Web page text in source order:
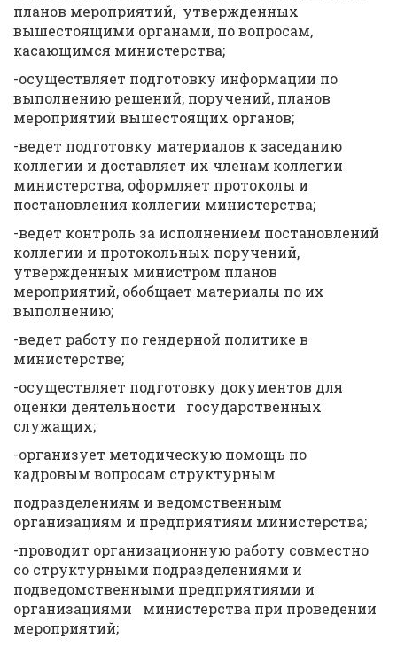
планов мероприятий, утвержденных
вышестоящими органами, по вопросам,
касающимся министерства;
-осуществляет подготовку информации по
выполнению решений, поручений, планов
мероприятий вышестоящих органов;
-ведет подготовку материалов к заседанию
коллегии и доставляет их членам коллегии
министерства, оформляет протоколы и
постановления коллегии министерства;
-ведет контроль за исполнением постановлений
коллегии и протокольных поручений,
утвержденных министром планов
мероприятий, обобщает материалы по их
выполнению;
-ведет работу по гендерной политике в
министерстве;
-осуществляет подготовку документов для
оценки деятельности государственных
служащих;
-организует методическую помощь по
кадровым вопросам структурным
подразделениям и ведомственным
организациям и предприятиям министерства;
-проводит организационную работу совместно
со структурными подразделениями и
подведомственными предприятиями и
организациями министерства при проведении
мероприятий;